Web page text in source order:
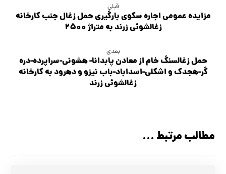
قبلی
مزایده عمومی اجاره سکوی بارگیری حمل زغال جنب کارخانه
زغالشوئی زرند به متراژ ۲۵۰۰
بعدی
حمل زغالسنگ خام از معادن پابدانا- هشوني-سراپرده-دره
گر-هجدك و اشكلي-اسداباد-باب نيزو و دهرود به كارخانه
زغالشوئي زرند
مطالب مرتبط ...